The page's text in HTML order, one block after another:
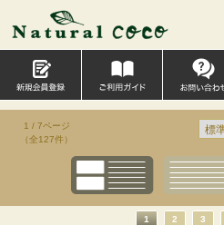
1 / 7ページ
（全127件）
1 2 3